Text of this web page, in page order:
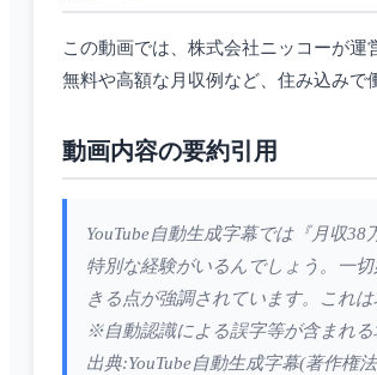
この動画では、株式会社ニッコーが
無料や高額な月収例など、住み込みで
動画内容の要約引用
YouTube自動生成字幕では『月収
特別な経験がいるんでしょう。一
きる点が強調されています。これ
※自動認識による誤字等が含まれる
出典:YouTube自動生成字幕(著作権